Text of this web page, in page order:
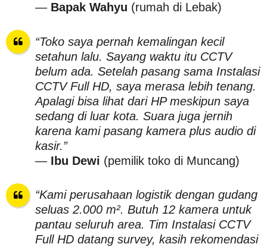
— Bapak Wahyu (rumah di Lebak)
“Toko saya pernah kemalingan kecil
setahun lalu. Sayang waktu itu CCTV
belum ada. Setelah pasang sama Instalasi
CCTV Full HD, saya merasa lebih tenang.
Apalagi bisa lihat dari HP meskipun saya
sedang di luar kota. Suara juga jernih
karena kami pasang kamera plus audio di
kasir.”
— Ibu Dewi (pemilik toko di Muncang)
“Kami perusahaan logistik dengan gudang
seluas 2.000 m². Butuh 12 kamera untuk
pantau seluruh area. Tim Instalasi CCTV
Full HD datang survey, kasih rekomendasi